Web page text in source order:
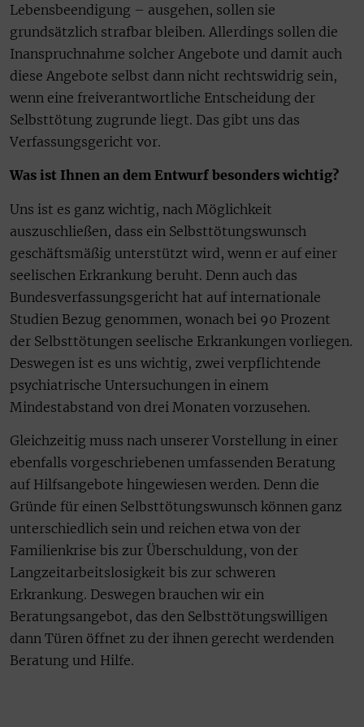
Lebensbeendigung – ausgehen, sollen sie
grundsätzlich strafbar bleiben. Allerdings sollen die
Inanspruchnahme solcher Angebote und damit auch
diese Angebote selbst dann nicht rechtswidrig sein,
wenn eine freiverantwortliche Entscheidung der
Selbsttötung zugrunde liegt. Das gibt uns das
Verfassungsgericht vor.
Was ist Ihnen an dem Entwurf besonders wichtig?
Uns ist es ganz wichtig, nach Möglichkeit
auszuschließen, dass ein Selbsttötungswunsch
geschäftsmäßig unterstützt wird, wenn er auf einer
seelischen Erkrankung beruht. Denn auch das
Bundesverfassungsgericht hat auf internationale
Studien Bezug genommen, wonach bei 90 Prozent
der Selbsttötungen seelische Erkrankungen vorliegen.
Deswegen ist es uns wichtig, zwei verpflichtende
psychiatrische Untersuchungen in einem
Mindestabstand von drei Monaten vorzusehen.
Gleichzeitig muss nach unserer Vorstellung in einer
ebenfalls vorgeschriebenen umfassenden Beratung
auf Hilfsangebote hingewiesen werden. Denn die
Gründe für einen Selbsttötungswunsch können ganz
unterschiedlich sein und reichen etwa von der
Familienkrise bis zur Überschuldung, von der
Langzeitarbeitslosigkeit bis zur schweren
Erkrankung. Deswegen brauchen wir ein
Beratungsangebot, das den Selbsttötungswilligen
dann Türen öffnet zu der ihnen gerecht werdenden
Beratung und Hilfe.